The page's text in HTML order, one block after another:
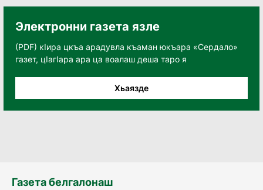
Электронни газета язле
(PDF) кӀира цкъа арадувла къаман юкъара «Сердало»
газет, цӀагӀара ара ца воалаш деша таро я
Хьаязде
Газета белгалонаш